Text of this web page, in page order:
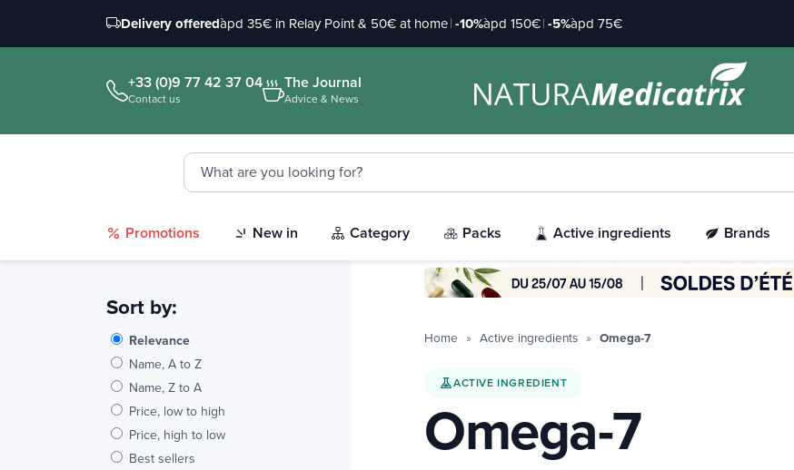
Delivery offeredàpd 35€ in Relay Point & 50€ at home|-10%àpd 150€|-5%àpd 75€
+33 (0)9 77 42 37 04
Contact us
The Journal
Advice & News
Promotions New in Category Packs Active ingredients Brands
Sort by:
Relevance
Name, A to Z
Name, Z to A
Price, low to high
Price, high to low
Best sellers
Home Active ingredients Omega-7
ACTIVE INGREDIENT
Omega-7